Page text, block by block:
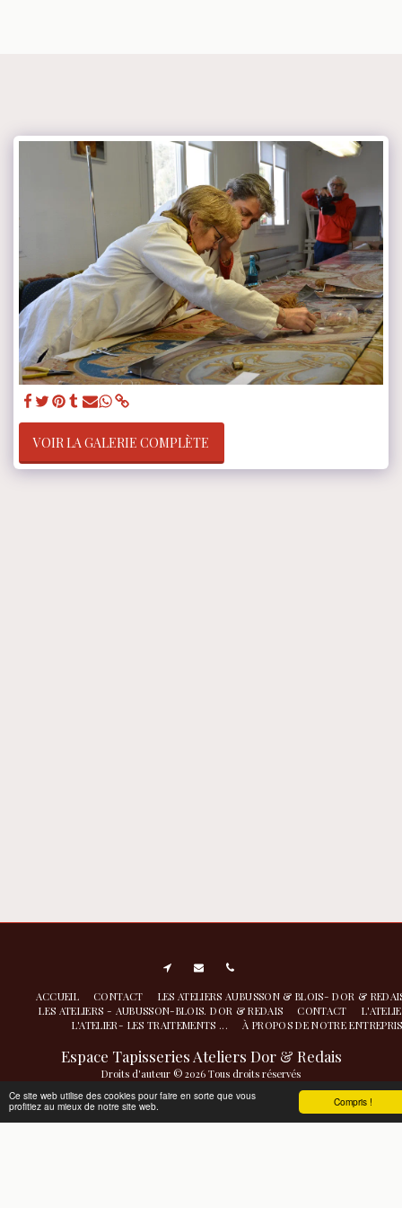
Compris !
Ce site web utilise des cookies pour faire en sorte que vous
profitiez au mieux de notre site web.
VOIR LA GALERIE COMPLÈTE
Espace Tapisseries Ateliers Dor & Redais
Droits d'auteur © 2026 Tous droits réservés
Atelier de nettoyage restauration- conservation à Aubusson |Politique de
Confidentialité
ACCUEIL CONTACT
LES ATELIERS AUBUSSON & BLOIS- DOR &
LES ATELIERS - AUBUSSON-BLOIS. DOR & REDAIS
CONTACT
L'ATELIER- LES TRAITEMENTS ...
À PROPOS DE NOTRE